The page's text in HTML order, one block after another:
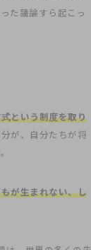
た議論すら起こっ
という制度を取り
が、自分たちが将
が生まれない、し